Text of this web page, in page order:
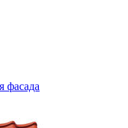
фасада